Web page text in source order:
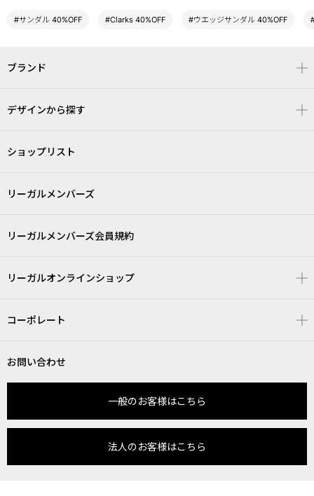
#サンダル 40%OFF #Clarks 40%OFF #ウエッジサンダル 40%OFF
ブランド
デザインから探す
ショップリスト
リーガルメンバーズ
リーガルメンバーズ会員規約
リーガルオンラインショップ
コーポレート
お問い合わせ
一般のお客様はこちら
法人のお客様はこちら